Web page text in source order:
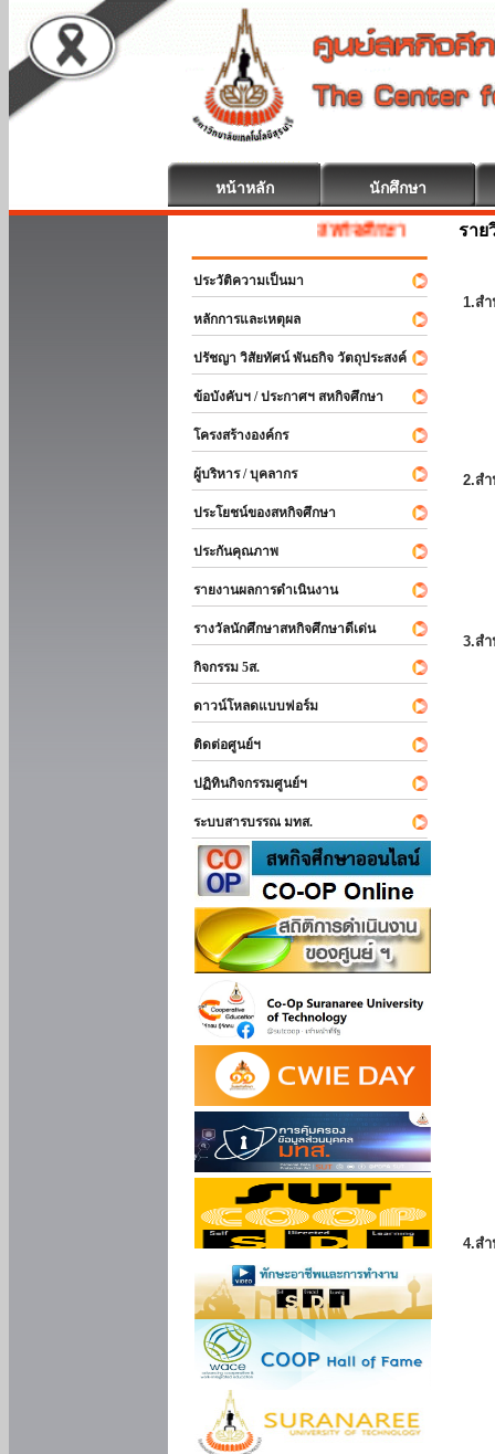
หน้าหลัก นักศึกษา
สหกิจศึกษา ยินดีต้อนรับ
ประวัติความเป็นมา
หลักการและเหตุผล
ปรัชญา วิสัยทัศน์ พันธกิจ วัตถุประสงค์
ข้อบังคับฯ / ประกาศฯ สหกิจศึกษา
โครงสร้างองค์กร
ผู้บริหาร / บุคลากร
ประโยชน์ของสหกิจศึกษา
ประกันคุณภาพ
รายงานผลการดำเนินงาน
รางวัลนักศึกษาสหกิจศึกษาดีเด่น
กิจกรรม 5ส.
ดาวน์โหลดแบบฟอร์ม
ติดต่อศูนย์ฯ
ปฏิทินกิจกรรมศูนย์ฯ
ระบบสารบรรณ มทส.
ราย
1.ส
2.ส
3.ส
4.ส